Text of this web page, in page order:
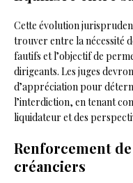
Cette évolution
trouver entre la nécessité
fautifs et l’objectif de
dirigeants. Les juges
d’appréciation pour
l’interdiction, en tenant
liquidateur et des
Renforcement
créanciers